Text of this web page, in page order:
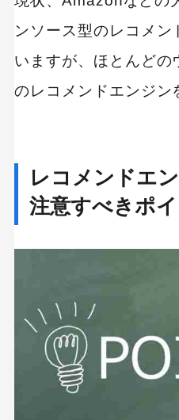
ンソース型のレコメン
いますが、ほとんどの
のレコメンドエンジン
レコメンドエ
注意すべきポ